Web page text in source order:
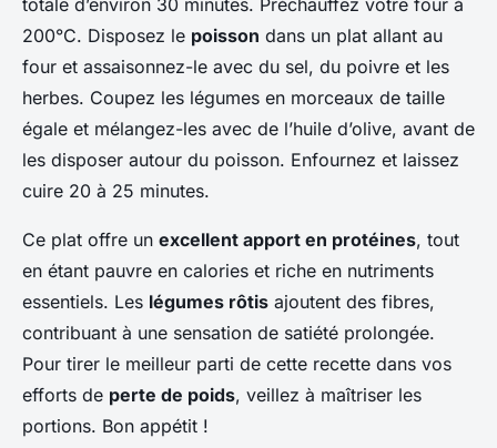
totale d’environ 30 minutes. Préchauffez votre four à
200°C. Disposez le poisson dans un plat allant au
four et assaisonnez-le avec du sel, du poivre et les
herbes. Coupez les légumes en morceaux de taille
égale et mélangez-les avec de l’huile d’olive, avant de
les disposer autour du poisson. Enfournez et laissez
cuire 20 à 25 minutes.
Ce plat offre un excellent apport en protéines, tout
en étant pauvre en calories et riche en nutriments
essentiels. Les légumes rôtis ajoutent des fibres,
contribuant à une sensation de satiété prolongée.
Pour tirer le meilleur parti de cette recette dans vos
efforts de perte de poids, veillez à maîtriser les
portions. Bon appétit !